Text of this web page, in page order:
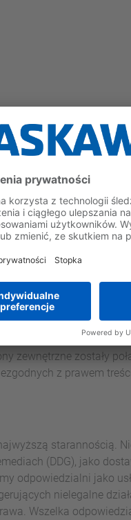
stron
stronach.
pod kątem
zewnętrzne zostały
z prawem
starannością.
(DDG), jako
odpowiedzialni jako
nielegalne
Wszelka